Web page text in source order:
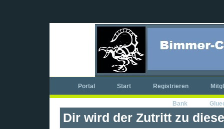
Portal Start Registrieren
Bank
Dir wird der Zutritt zu